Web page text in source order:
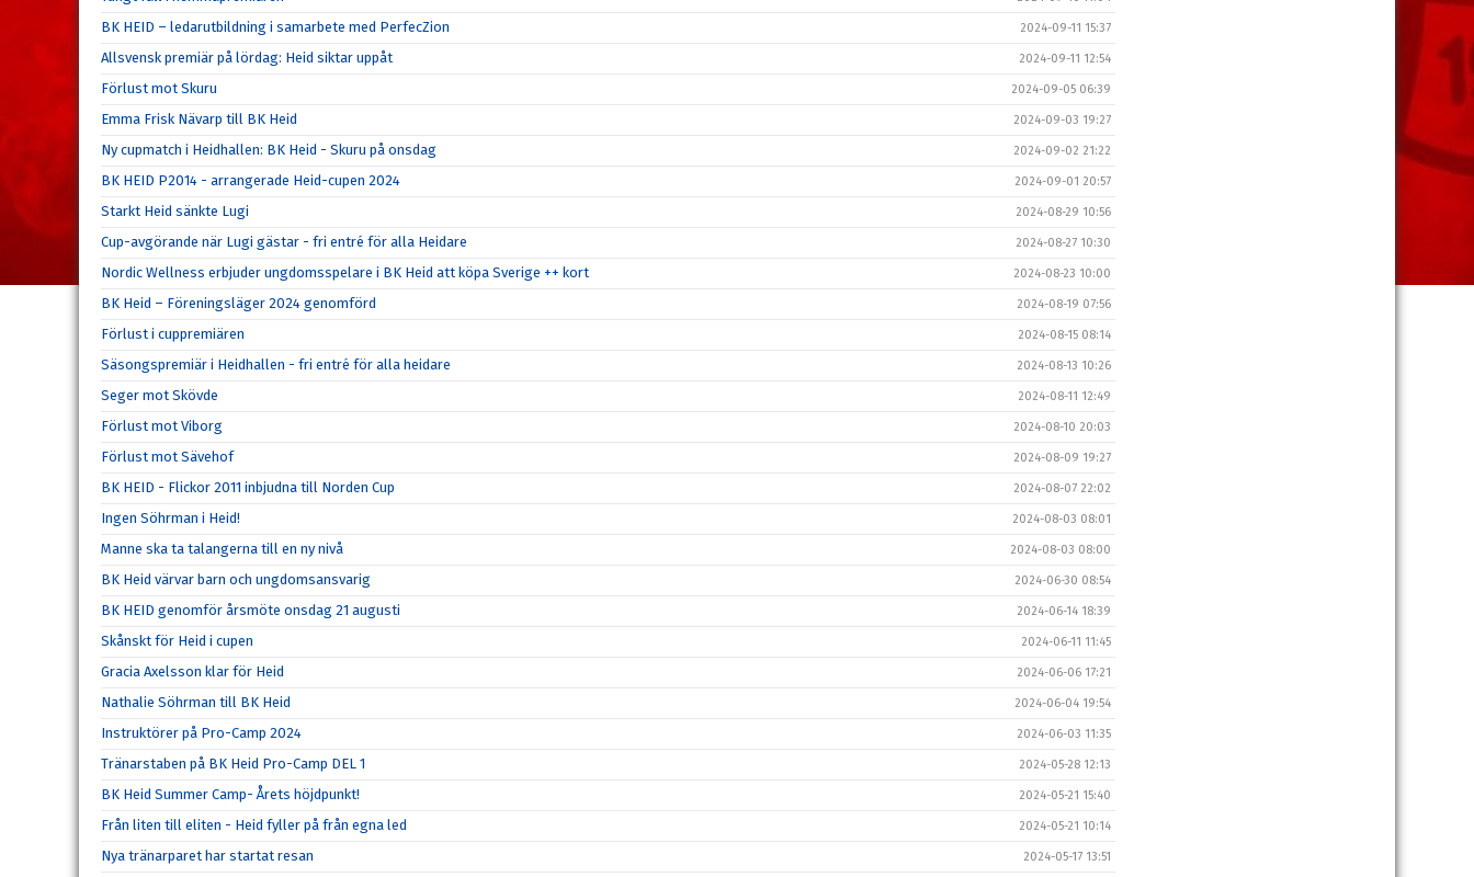
BK HEID – ledarutbildning i samarbete med PerfecZion 2024-09-11 15:37
Allsvensk premiär på lördag: Heid siktar uppåt 2024-09-11 12:54
Förlust mot Skuru 2024-09-05 06:39
Emma Frisk Nävarp till BK Heid 2024-09-03 19:27
Ny cupmatch i Heidhallen: BK Heid - Skuru på onsdag 2024-09-02 21:22
BK HEID P2014 - arrangerade Heid-cupen 2024 2024-09-01 20:57
Starkt Heid sänkte Lugi 2024-08-29 10:56
Cup-avgörande när Lugi gästar - fri entré för alla Heidare 2024-08-27 10:30
Nordic Wellness erbjuder ungdomsspelare i BK Heid att köpa Sverige ++ kort 2024-08-23 10:00
BK Heid – Föreningsläger 2024 genomförd 2024-08-19 07:56
Förlust i cuppremiären 2024-08-15 08:14
Säsongspremiär i Heidhallen - fri entré för alla heidare 2024-08-13 10:26
Seger mot Skövde 2024-08-11 12:49
Förlust mot Viborg 2024-08-10 20:03
Förlust mot Sävehof 2024-08-09 19:27
BK HEID - Flickor 2011 inbjudna till Norden Cup 2024-08-07 22:02
Ingen Söhrman i Heid! 2024-08-03 08:01
Manne ska ta talangerna till en ny nivå 2024-08-03 08:00
BK Heid värvar barn och ungdomsansvarig 2024-06-30 08:54
BK HEID genomför årsmöte onsdag 21 augusti 2024-06-14 18:39
Skånskt för Heid i cupen 2024-06-11 11:45
Gracia Axelsson klar för Heid 2024-06-06 17:21
Nathalie Söhrman till BK Heid 2024-06-04 19:54
Instruktörer på Pro-Camp 2024 2024-06-03 11:35
Tränarstaben på BK Heid Pro-Camp DEL 1 2024-05-28 12:13
BK Heid Summer Camp- Årets höjdpunkt! 2024-05-21 15:40
Från liten till eliten - Heid fyller på från egna led 2024-05-21 10:14
Nya tränarparet har startat resan 2024-05-17 13:51